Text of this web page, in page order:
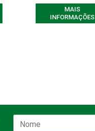
MAIS
INFORMAÇÕES